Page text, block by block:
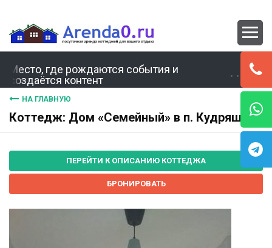
Место, где рождаются события и
создаётся контент
НА ГЛАВНУЮ
Коттедж: Дом «Семейный» в п. Кудряши
ПЕРЕЙТИ К ОПИСАНИЮ КОТТЕДЖА
БРОНИРОВАТЬ